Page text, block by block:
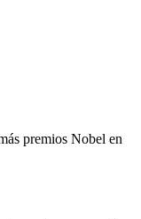
premios Nobel en